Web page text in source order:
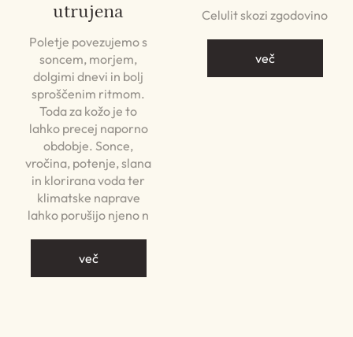
utrujena
Poletje povezujemo s
soncem, morjem,
dolgimi dnevi in bolj
sproščenim ritmom.
Toda za kožo je to
lahko precej naporno
obdobje. Sonce,
vročina, potenje, slana
in klorirana voda ter
klimatske naprave
lahko porušijo njeno n
več
Celulit skozi zgodovino
več